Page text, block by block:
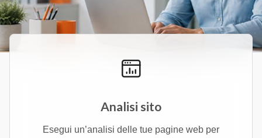
Analisi sito
Esegui un’analisi delle tue pagine web per